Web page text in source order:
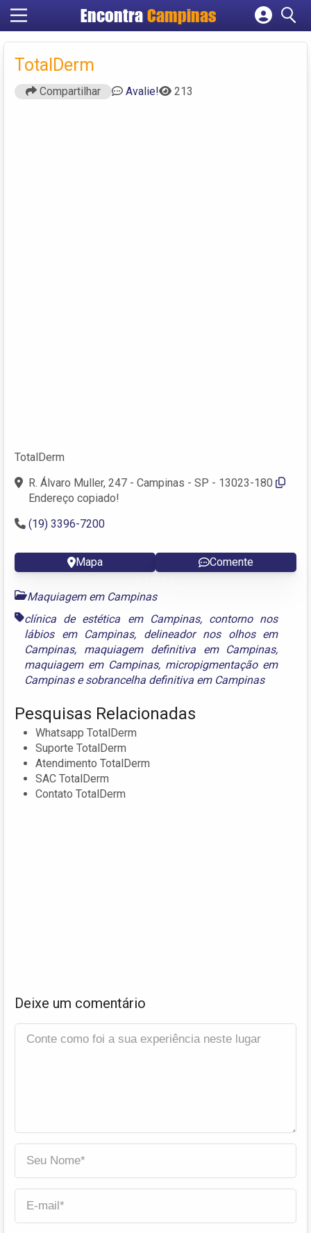
Encontra Campinas
Cadastrar empresa
TotalDerm
Compartilhar Avalie! 213
TotalDerm
R. Álvaro Muller, 247 - Campinas - SP - 13023-180
Endereço copiado!
(19) 3396-7200
Mapa Comente
Maquiagem em Campinas
clínica de estética em Campinas, contorno nos
lábios em Campinas, delineador nos olhos em
Campinas, maquiagem definitiva em Campinas,
maquiagem em Campinas, micropigmentação em
Campinasesobrancelha definitiva em Campinas
Pesquisas Relacionadas
Whatsapp TotalDerm
Suporte TotalDerm
Atendimento TotalDerm
SAC TotalDerm
Contato TotalDerm
Deixe um comentário